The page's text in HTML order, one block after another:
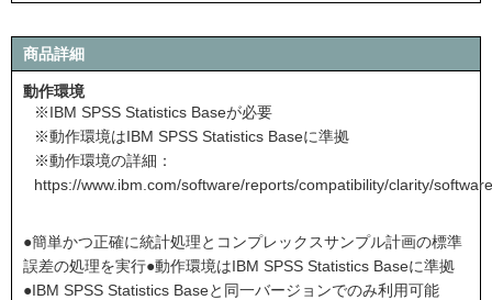
商品詳細
動作環境
※IBM SPSS Statistics Baseが必要
※動作環境はIBM SPSS Statistics Baseに準拠
※動作環境の詳細：
https://www.ibm.com/software/reports/compatibility/clarity/
●簡単かつ正確に統計処理とコンプレックスサンプル計画の標準
誤差の処理を実行●動作環境はIBM SPSS Statistics Baseに準拠
●IBM SPSS Statistics Baseと同一バージョンでのみ利用可能